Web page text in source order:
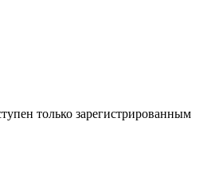
только зарегистрированным